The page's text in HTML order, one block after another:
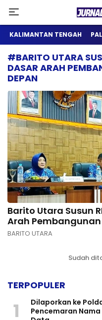
Satu
KALIMANTAN TENGAH
#BARITO UTARA
DASAR ARAH
DEPAN
Barito Utara Susun
Arah
BARITO UTARA
Sudah
TERPOPULER
1
Dilaporkan ke
Pencemaran Nama